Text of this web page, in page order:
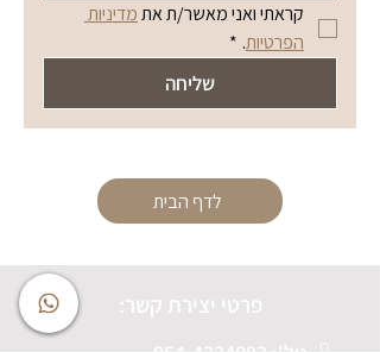
קראתי ואני מאשר/ת את
הפרטיות.
*
שליחה
לדף הבית
פרטי יצירת קשר: